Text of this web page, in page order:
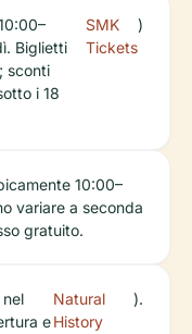
Biglietti
sconti
i 18
SMK
Tickets
)
10:00–
variare a seconda
gratuito.
e
Natural
History
).